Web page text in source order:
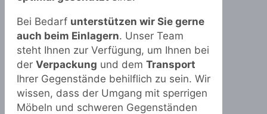
Bei Bedarf unterstützen wir Sie gerne
auch beim Einlagern. Unser Team
steht Ihnen zur Verfügung, um Ihnen bei
der Verpackung und dem Transport
Ihrer Gegenstände behilflich zu sein. Wir
wissen, dass der Umgang mit sperrigen
Möbeln und schweren Gegenständen